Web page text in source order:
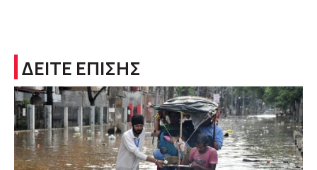
ΔΕΙΤΕ ΕΠΙΣΗΣ